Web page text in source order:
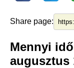
Share page:
Mennyi
augusztus